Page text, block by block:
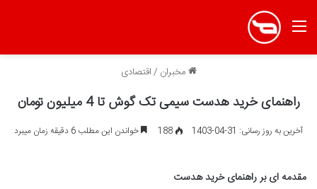
منو
مخبران /اقتصادی
راهنمای خرید هدست سیمی تک گوش تا 4 میلیون تومان
آخرین به روز رسانی: 31-04-1403 188 خواندن این مطلب 6 دقیقه زمان میبرد
مقدمه ای بر راهنمای خرید هدست